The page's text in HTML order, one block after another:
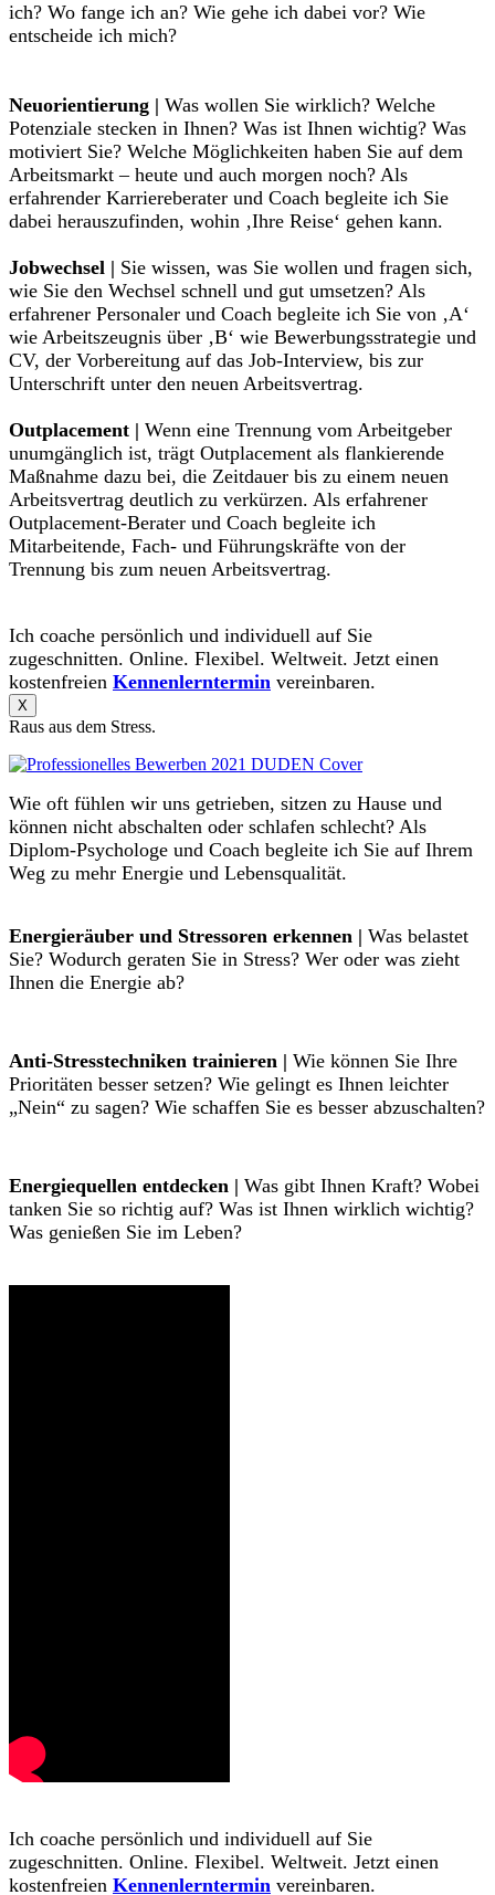
ich? Wo fange ich an? Wie gehe ich dabei vor? Wie
entscheide ich mich?
Neuorientierung | Was wollen Sie wirklich? Welche
Potenziale stecken in Ihnen? Was ist Ihnen wichtig? Was
motiviert Sie? Welche Möglichkeiten haben Sie auf dem
Arbeitsmarkt – heute und auch morgen noch? Als
erfahrender Karriereberater und Coach begleite ich Sie
dabei herauszufinden, wohin ‚Ihre Reise‘ gehen kann.
Jobwechsel | Sie wissen, was Sie wollen und fragen sich,
wie Sie den Wechsel schnell und gut umsetzen? Als
erfahrener Personaler und Coach begleite ich Sie von ‚A‘
wie Arbeitszeugnis über ‚B‘ wie Bewerbungsstrategie und
CV, der Vorbereitung auf das Job-Interview, bis zur
Unterschrift unter den neuen Arbeitsvertrag.
Outplacement | Wenn eine Trennung vom Arbeitgeber
unumgänglich ist, trägt Outplacement als flankierende
Maßnahme dazu bei, die Zeitdauer bis zu einem neuen
Arbeitsvertrag deutlich zu verkürzen. Als erfahrener
Outplacement-Berater und Coach begleite ich
Mitarbeitende, Fach- und Führungskräfte von der
Trennung bis zum neuen Arbeitsvertrag.
Ich coache persönlich und individuell auf Sie
zugeschnitten. Online. Flexibel. Weltweit. Jetzt einen
kostenfreien Kennenlerntermin vereinbaren.
X
Raus aus dem Stress.
Wie oft fühlen wir uns getrieben, sitzen zu Hause und
können nicht abschalten oder schlafen schlecht? Als
Diplom-Psychologe und Coach begleite ich Sie auf Ihrem
Weg zu mehr Energie und Lebensqualität.
Energieräuber und Stressoren erkennen | Was belastet
Sie? Wodurch geraten Sie in Stress? Wer oder was zieht
Ihnen die Energie ab?
Anti-Stresstechniken trainieren | Wie können Sie Ihre
Prioritäten besser setzen? Wie gelingt es Ihnen leichter
„Nein“ zu sagen? Wie schaffen Sie es besser abzuschalten?
Energiequellen entdecken | Was gibt Ihnen Kraft? Wobei
tanken Sie so richtig auf? Was ist Ihnen wirklich wichtig?
Was genießen Sie im Leben?
Ich coache persönlich und individuell auf Sie
zugeschnitten. Online. Flexibel. Weltweit. Jetzt einen
kostenfreien Kennenlerntermin vereinbaren.